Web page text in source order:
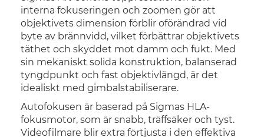
interna fokuseringen och zoomen gör att
objektivets dimension förblir oförändrad vid
byte av brännvidd, vilket förbättrar objektivets
täthet och skyddet mot damm och fukt. Med
sin mekaniskt solida konstruktion, balanserad
tyngdpunkt och fast objektivlängd, är det
idealiskt med gimbalstabiliserare.
Autofokusen är baserad på Sigmas HLA-
fokusmotor, som är snabb, träffsäker och tyst.
Videofilmare blir extra förtjusta i den effektiva